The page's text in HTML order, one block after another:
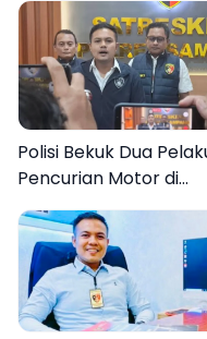
Polisi Bekuk Dua
Pencurian Motor di
Bajrasokah Sampang